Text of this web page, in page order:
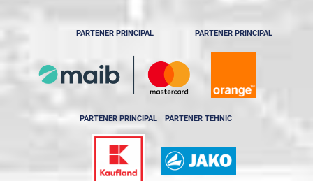
PARTENER PRINCIPAL PARTENER PRINCIPAL
PARTENER PRINCIPAL PARTENER TEHNIC